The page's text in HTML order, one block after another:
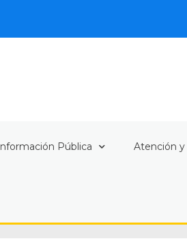
Pública Atención y